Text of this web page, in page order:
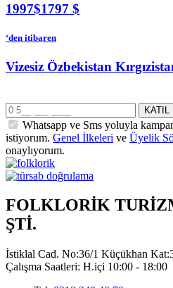
1997$1797 $
‘den itibaren
Vizesiz Özbekistan
Whatsapp ve Sms yoluyla
istiyorum. Genel İlkeleri ve Üyelik
onaylıyorum.
FOLKLORİK
ŞTİ.
İstiklal Cad. No:36/1 Küçükhan
Çalışma Saatleri: H.içi 10:00 - 18:00